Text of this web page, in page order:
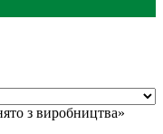
з виробництва»